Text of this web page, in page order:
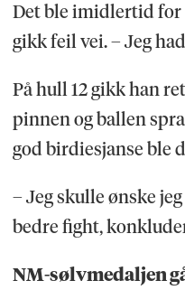
Det ble imidlertid for
gikk feil vei. – Jeg
På hull 12 gikk han
pinnen og ballen
god birdiesjanse ble
– Jeg skulle ønske
bedre fight,
NM-sølvmedaljen